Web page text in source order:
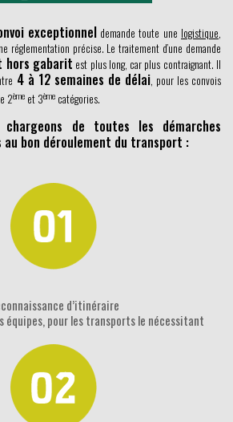
exceptionnel demande toute une logistique,
réglementation précise. Le traitement d’une demande
hors gabarit est plus long, car plus contraignant. Il
4 à 12 semaines de délai, pour les convois
2ème et 3ème catégories.
chargeons de toutes les démarches
au bon déroulement du transport :
d’itinéraire
équipes, pour les transports le nécessitant